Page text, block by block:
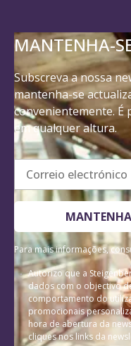
MANTENHA-
Subscreva a nossa
mantenha-se
convenientemente. É
em qualquer altura.
Correio electrónico
Para mais informações,
Autorizo que a
dados com o objectivo
comportamento do
promocionais
hora de abertura da
cliques nos links da